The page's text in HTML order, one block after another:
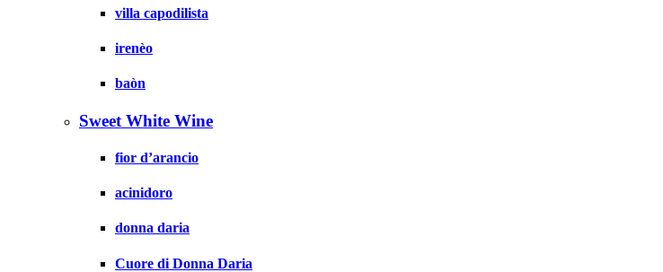
villa capodilista
irenèo
baòn
Sweet White Wine
fior d’arancio
acinidoro
donna daria
Cuore di Donna Daria